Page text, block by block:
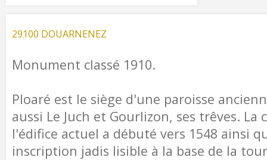
29100 DOUARNENEZ
Monument classé 1910.
Ploaré est le siège d'une paroisse
aussi Le Juch et Gourlizon, ses trêves.
l'édifice actuel a débuté vers 1548 ainsi
inscription jadis lisible à la base de la